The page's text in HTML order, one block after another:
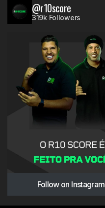
@r10score
319k Followers
Follow on Instagram